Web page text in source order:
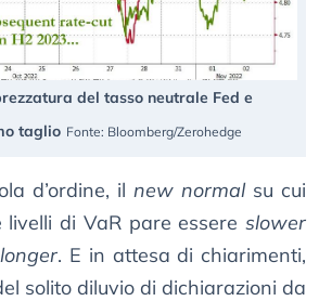
del tasso neutrale Fed e
taglio Fonte: Bloomberg/Zerohedge
d’ordine, il new normalsu cui
di VaR pare essere slower
. E in attesa di chiarimenti,
solito diluvio di dichiarazioni da